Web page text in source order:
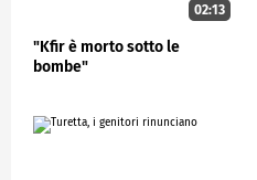
02:13
"Kfir è morto sotto le
bombe"